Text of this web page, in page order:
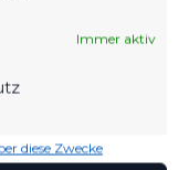
Immer aktiv
diese Zwecke